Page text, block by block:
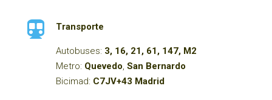
 Transporte
Autobuses: 3, 16, 21, 61, 147, M2
Metro: Quevedo, San Bernardo
Bicimad: C7JV+43 Madrid